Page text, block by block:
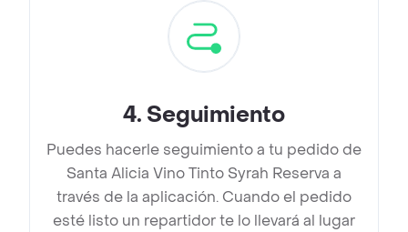
4. Seguimiento
Puedes hacerle seguimiento a tu pedido de
Santa Alicia Vino Tinto Syrah Reserva a
través de la aplicación. Cuando el pedido
esté listo un repartidor te lo llevará al lugar